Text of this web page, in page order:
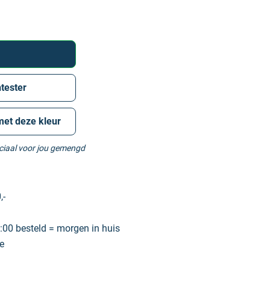
deze kleur
voor jou gemengd
besteld = morgen in huis